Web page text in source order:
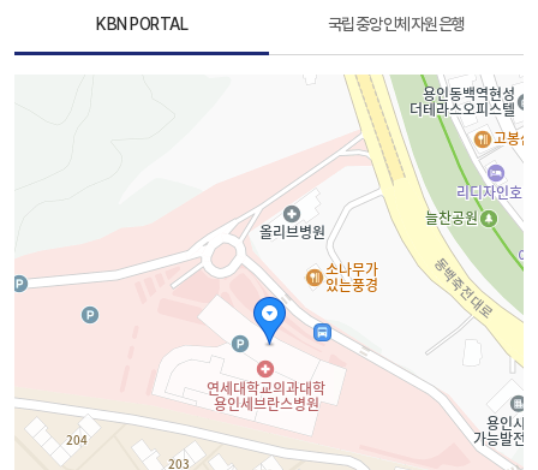
KBN PORTAL 국립중앙인체자원은행